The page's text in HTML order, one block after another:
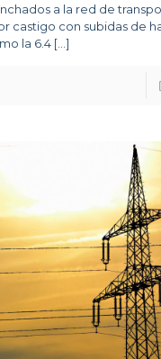
a la red de
castigo con subidas de
la 6.4 […]